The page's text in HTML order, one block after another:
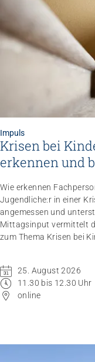
Impuls
Krisen bei
erkennen und
Wie erkennen
Jugendliche:r in einer
angemessen und
Mittagsinput vermittelt
zum Thema Krisen bei
25. August 2026
11.30 bis 12.30 Uhr
online